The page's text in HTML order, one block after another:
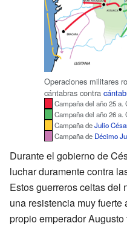
Operaciones militares
cántabras contra
Campaña del año 25 a.
Campaña del año 26 a.
Campaña deJulio
Campaña de Décimo
Durante el gobierno de
luchar duramente contra
Estos guerreros celtas del
una resistencia muy
propio emperador